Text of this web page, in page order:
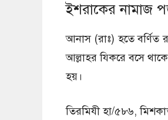
ইশরাকের নামাজ
আনাস (রাঃ) হতে বর্ণিত
আল্লাহর যিকরে বসে
হয়।
তিরমিযী হা/৫৮৬,